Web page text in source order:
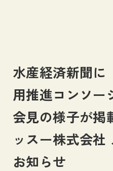
私たちについて
About us
事業内容
Business
ネッスーの足跡
水産経済新聞に
用推進コンソー
会見の様子が掲
ッスー株式会社
お知らせ